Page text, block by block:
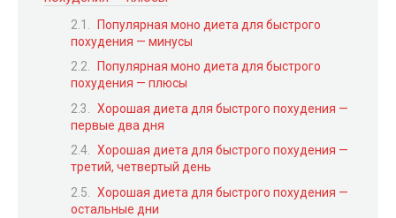
Популярная моно диета для быстрого
похудения — минусы
Популярная моно диета для быстрого
похудения — плюсы
Хорошая диета для быстрого похудения —
первые два дня
Хорошая диета для быстрого похудения —
третий, четвертый день
Хорошая диета для быстрого похудения —
остальные дни